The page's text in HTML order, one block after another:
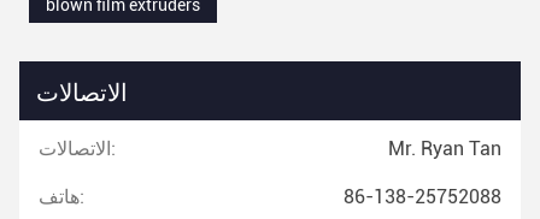
blown film extruders
الاتصالات
الاتصالات: Mr. Ryan Tan
هاتف: 86-138-25752088